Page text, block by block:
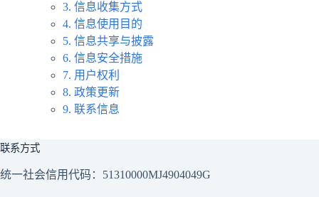
3. 信息收集方式
4. 信息使用目的
5. 信息共享与披露
6. 信息安全措施
7. 用户权利
8. 政策更新
9. 联系信息
联系方式
统一社会信用代码：51310000MJ4904049G